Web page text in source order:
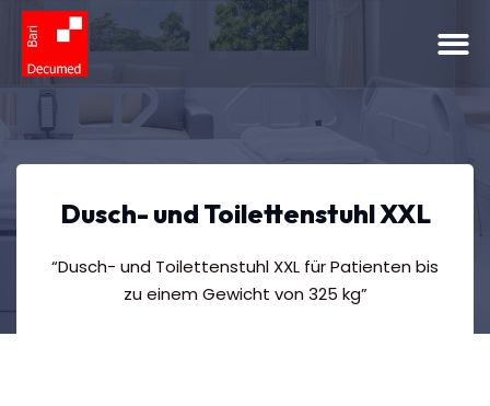
Dusch- und Toilettenstuhl XXL
“Dusch- und Toilettenstuhl XXL für Patienten bis
zu einem Gewicht von 325 kg”